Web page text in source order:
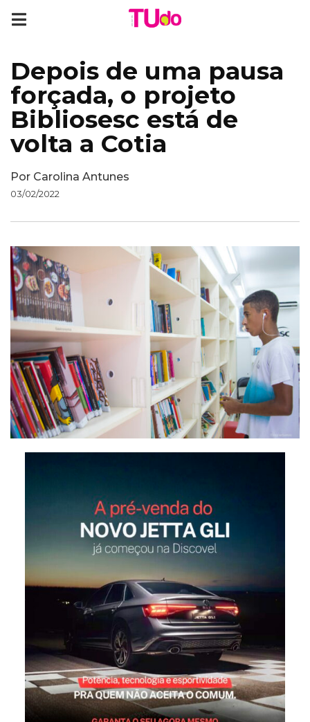
Depois de uma pausa
forçada, o projeto
Bibliosesc está de
volta a Cotia
Por Carolina Antunes
03/02/2022